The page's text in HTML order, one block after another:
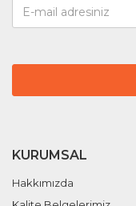
KURUMSAL
Hakkımızda